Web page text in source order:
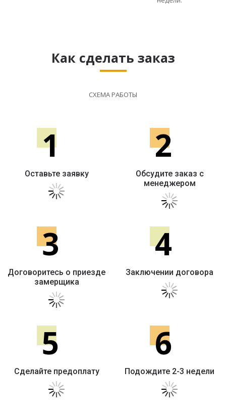
Как сделать заказ
СХЕМА РАБОТЫ
1
Оставьте заявку
2
Обсудите заказ с
менеджером
3
Договоритесь о приезде
замерщика
4
Заключении договора
5
Сделайте предоплату
6
Подождите 2-3 недели